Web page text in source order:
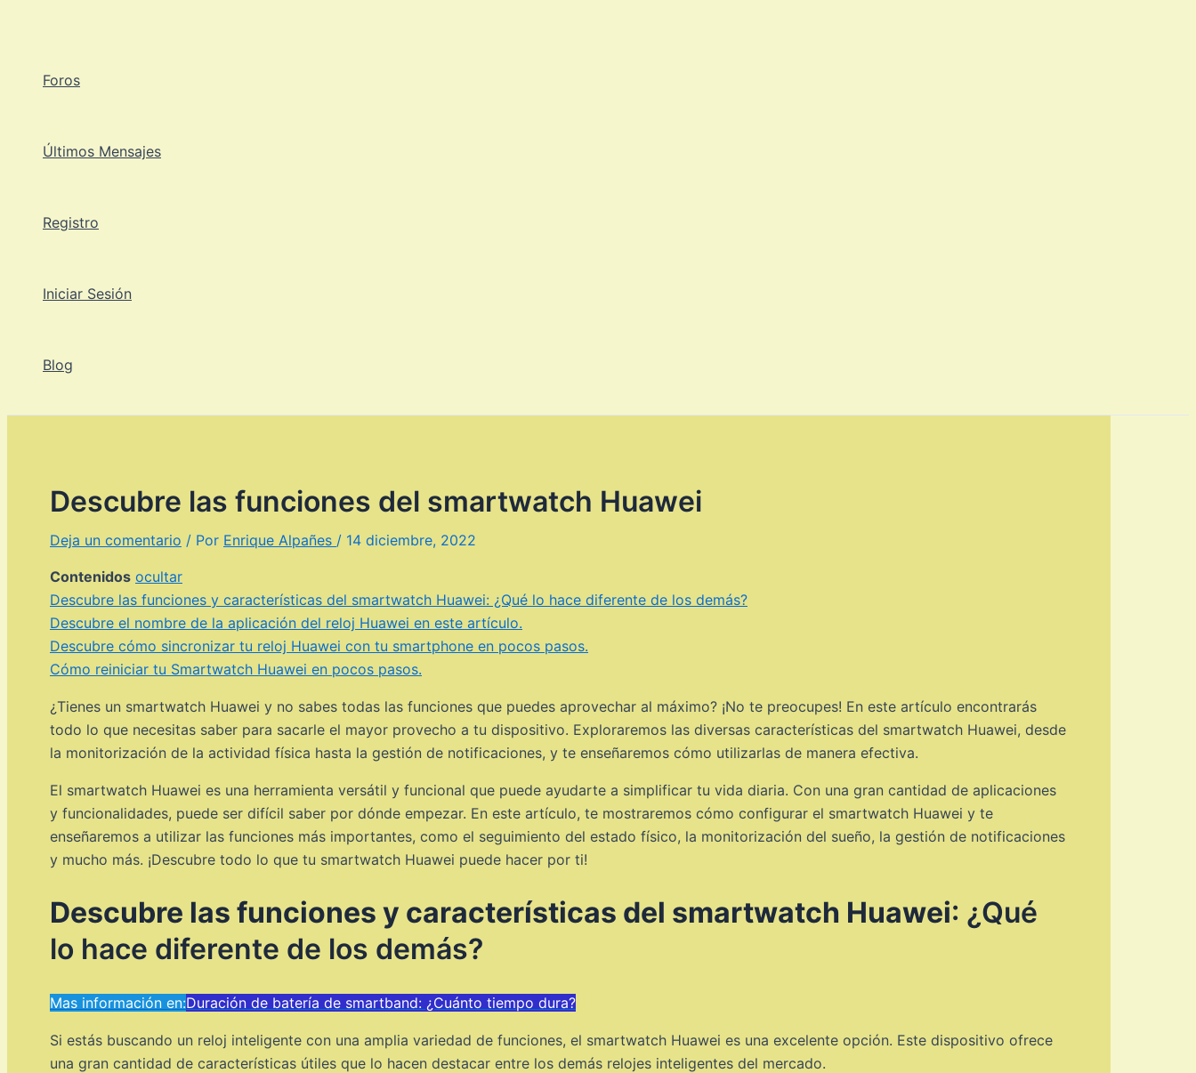
Foros
Últimos Mensajes
Registro
Iniciar Sesión
Blog
Descubre las funciones del smartwatch Huawei
Deja un comentario / Por Enrique Alpañes / 14 diciembre, 2022
Contenidos ocultar
Descubre las funciones y características del smartwatch Huawei: ¿Qué lo hace diferente de los demás?
Descubre el nombre de la aplicación del reloj Huawei en este artículo.
Descubre cómo sincronizar tu reloj Huawei con tu smartphone en pocos pasos.
Cómo reiniciar tu Smartwatch Huawei en pocos pasos.
¿Tienes un smartwatch Huawei y no sabes todas las funciones que puedes aprovechar al máximo? ¡No te preocupes! En este artículo encontrarás
todo lo que necesitas saber para sacarle el mayor provecho a tu dispositivo. Exploraremos las diversas características del smartwatch Huawei, desde
la monitorización de la actividad física hasta la gestión de notificaciones, y te enseñaremos cómo utilizarlas de manera efectiva.
El smartwatch Huawei es una herramienta versátil y funcional que puede ayudarte a simplificar tu vida diaria. Con una gran cantidad de aplicaciones
y funcionalidades, puede ser difícil saber por dónde empezar. En este artículo, te mostraremos cómo configurar el smartwatch Huawei y te
enseñaremos a utilizar las funciones más importantes, como el seguimiento del estado físico, la monitorización del sueño, la gestión de notificaciones
y mucho más. ¡Descubre todo lo que tu smartwatch Huawei puede hacer por ti!
Descubre las funciones y características del smartwatch Huawei: ¿Qué
lo hace diferente de los demás?
Mas información en:Duración de batería de smartband: ¿Cuánto tiempo dura?
Si estás buscando un reloj inteligente con una amplia variedad de funciones, el smartwatch Huawei es una excelente opción. Este dispositivo ofrece
una gran cantidad de características útiles que lo hacen destacar entre los demás relojes inteligentes del mercado.